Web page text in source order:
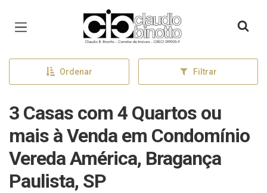
Página inicial
Ordenar Filtrar
3 Casas com 4 Quartos ou
mais à Venda em Condomínio
Vereda América, Bragança
Paulista, SP